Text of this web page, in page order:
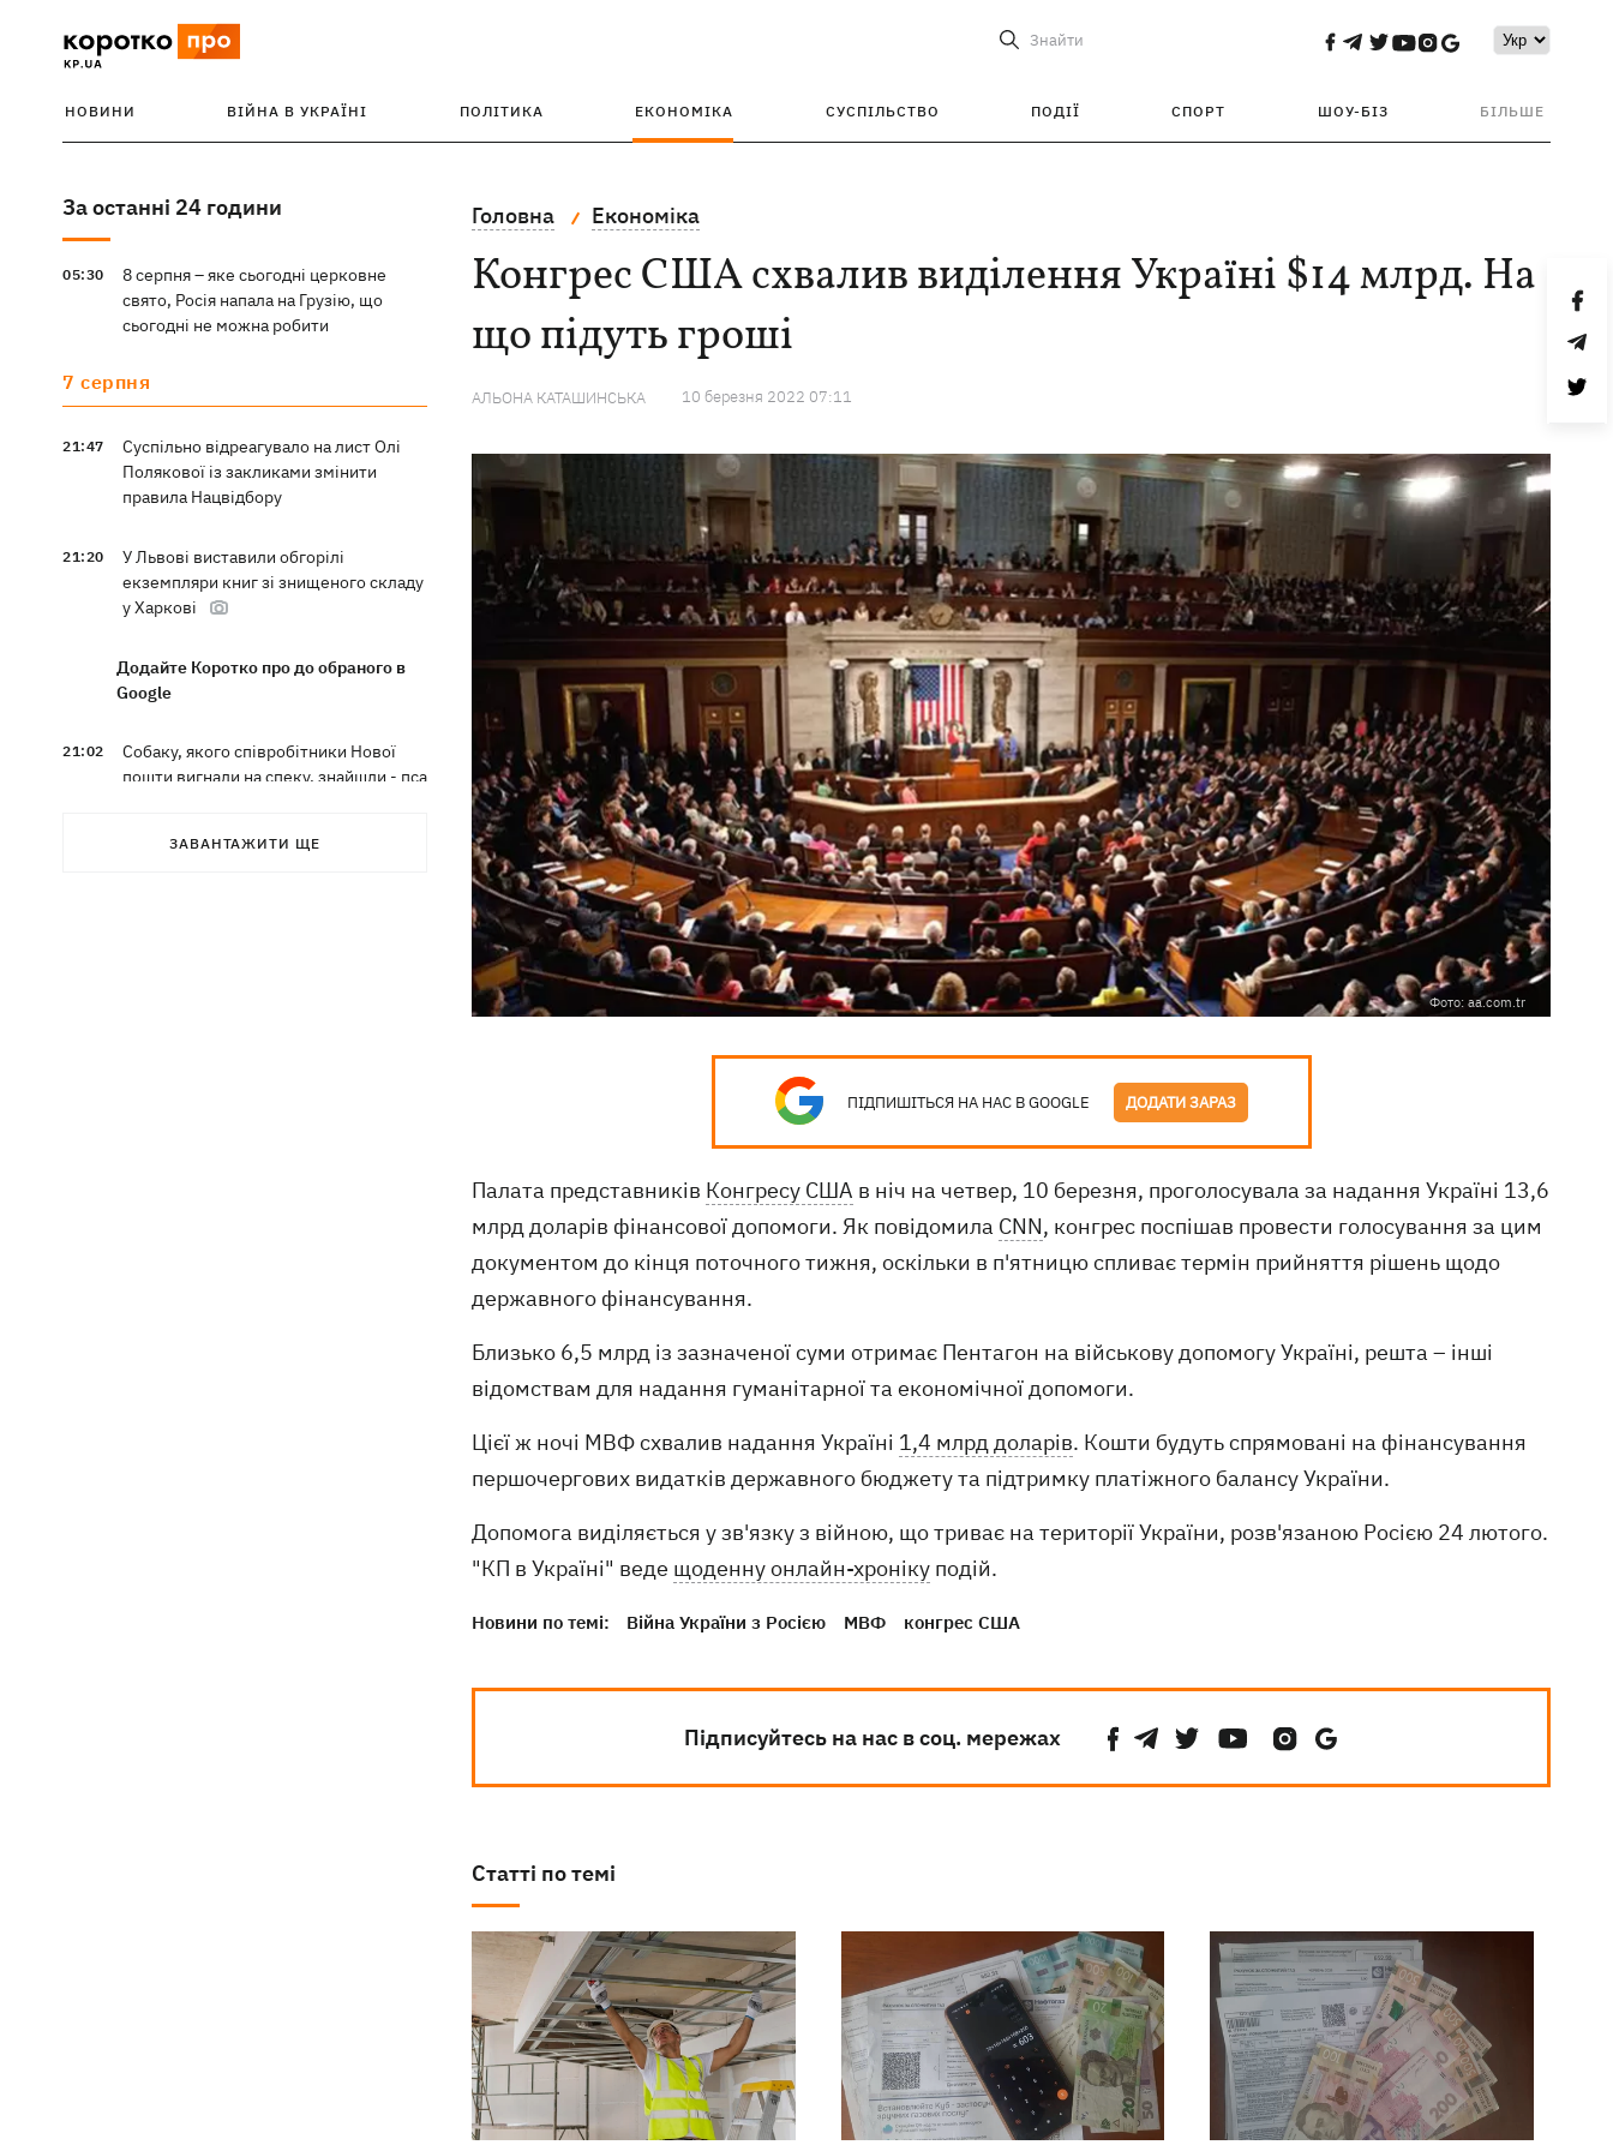
Знайти
НОВИНИ ВІЙНА В УКРАЇНІ ПОЛІТИКА ЕКОНОМІКА СУСПІЛЬСТВО ПОДІЇ СПОРТ ШОУ-БІЗ БІЛЬШЕ
За останні 24 години
05:30
8 серпня – яке сьогодні церковне
свято, Росія напала на Грузію, що
сьогодні не можна робити
7 серпня
21:47
Суспільно відреагувало на лист Олі
Полякової із закликами змінити
правила Нацвідбору
21:20
У Львові виставили обгорілі
екземпляри книг зі знищеного складу
у Харкові
Додайте Коротко про до обраного в
Google
21:02
Собаку, якого співробітники Нової
пошти вигнали на спеку, знайшли - пса
ЗАВАНТАЖИТИ ЩЕ
Головна Економіка
Конгрес США схвалив виділення Україні $14 млрд. На
що підуть гроші
АЛЬОНА КАТАШИНСЬКА 10 березня 2022 07:11
Фото: aa.com.tr
ПІДПИШІТЬСЯ НА НАС В GOOGLE ДОДАТИ ЗАРАЗ
Палата представників Конгресу США в ніч на четвер, 10 березня, проголосувала за надання Україні 13,6
млрд доларів фінансової допомоги. Як повідомила CNN, конгрес поспішав провести голосування за цим
документом до кінця поточного тижня, оскільки в п'ятницю спливає термін прийняття рішень щодо
державного фінансування.
Близько 6,5 млрд із зазначеної суми отримає Пентагон на військову допомогу Україні, решта – інші
відомствам для надання гуманітарної та економічної допомоги.
Цієї ж ночі МВФ схвалив надання Україні 1,4 млрд доларів. Кошти будуть спрямовані на фінансування
першочергових видатків державного бюджету та підтримку платіжного балансу України.
Допомога виділяється у зв'язку з війною, що триває на території України, розв'язаною Росією 24 лютого.
"КП в Україні" веде щоденну онлайн-хроніку подій.
Новини по темі: Війна України з Росією МВФ конгрес США
Підписуйтесь на нас в соц. мережах
Статті по темі